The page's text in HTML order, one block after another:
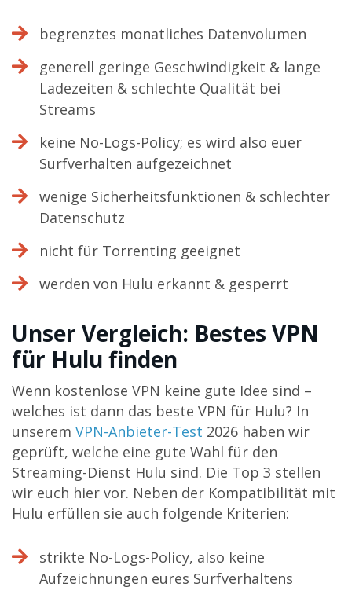
begrenztes monatliches Datenvolumen
generell geringe Geschwindigkeit & lange
Ladezeiten & schlechte Qualität bei
Streams
keine No-Logs-Policy; es wird also euer
Surfverhalten aufgezeichnet
wenige Sicherheitsfunktionen & schlechter
Datenschutz
nicht für Torrenting geeignet
werden von Hulu erkannt & gesperrt
Unser Vergleich: Bestes VPN
für Hulu finden
Wenn kostenlose VPN keine gute Idee sind –
welches ist dann das beste VPN für Hulu? In
unserem VPN-Anbieter-Test 2026 haben wir
geprüft, welche eine gute Wahl für den
Streaming-Dienst Hulu sind. Die Top 3 stellen
wir euch hier vor. Neben der Kompatibilität mit
Hulu erfüllen sie auch folgende Kriterien:
strikte No-Logs-Policy, also keine
Aufzeichnungen eures Surfverhaltens